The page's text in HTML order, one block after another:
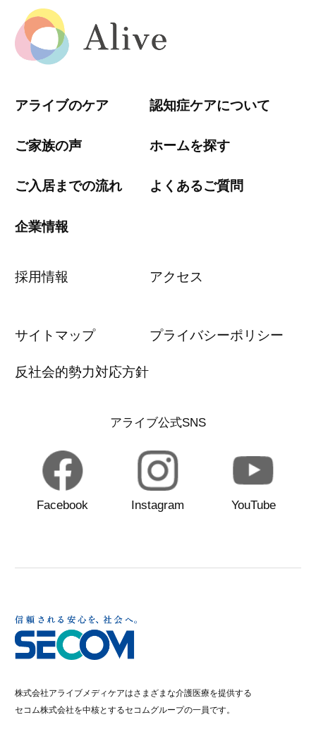
アライブのケア 認知症ケアについて
ご家族の声 ホームを探す
ご入居までの流れ よくあるご質問
企業情報
採用情報 アクセス
サイトマップ プライバシーポリシー
反社会的勢力対応方針
アライブ公式SNS
Facebook Instagram YouTube
株式会社アライブメディケアはさまざまな介護医療を提供する
セコム株式会社を中核とするセコムグループの一員です。